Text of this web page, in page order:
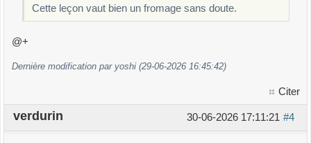
Cette leçon vaut bien un fromage sans doute.
@+
Dernière modification par yoshi (29-06-2026 16:45:42)
Citer
#4
30-06-2026 17:11:21
verdurin